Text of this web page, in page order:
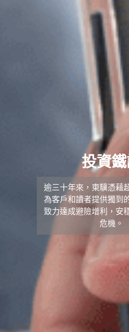
投資
逾三十年來，東驥憑藉
為客戶和讀者提供獨到
致力達成避險增利，安
危機。